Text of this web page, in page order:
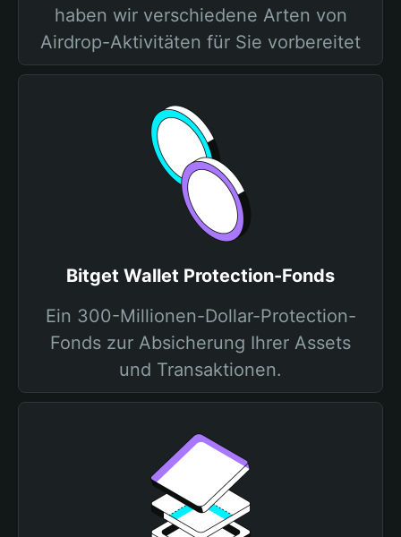
haben wir verschiedene Arten von
Airdrop-Aktivitäten für Sie vorbereitet
Bitget Wallet Protection-Fonds
Ein 300-Millionen-Dollar-Protection-
Fonds zur Absicherung Ihrer Assets
und Transaktionen.